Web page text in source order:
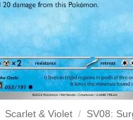
Scarlet & Violet / SV08: